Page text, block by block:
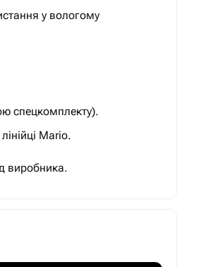
у вологому
спецкомплекту).
Mario.
виробника.